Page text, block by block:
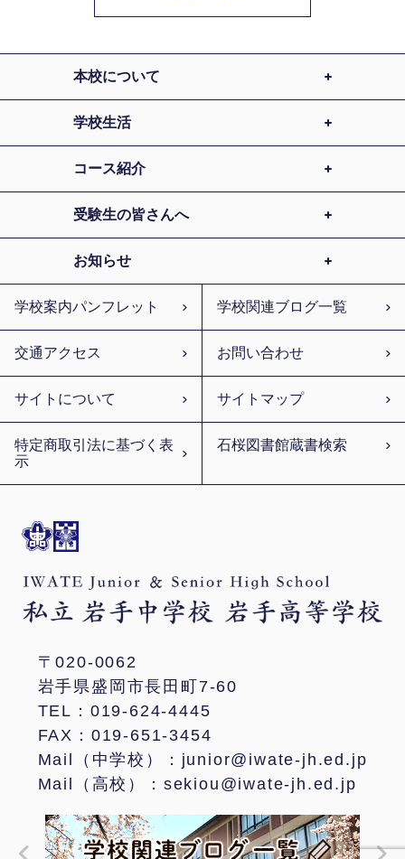
〒020-0062
岩手県盛岡市長田町7-60
TEL：019-624-4445
FAX：019-651-3454
Mail（中学校）：junior@iwate-jh.ed.jp
Mail（高校）：sekiou@iwate-jh.ed.jp
本校について
学校生活
コース紹介
受験生の皆さんへ
お知らせ
学校案内パンフレット 学校関連ブログ一覧
交通アクセス お問い合わせ
サイトについて サイトマップ
特定商取引法に基づく表
示
石桜図書館蔵書検索